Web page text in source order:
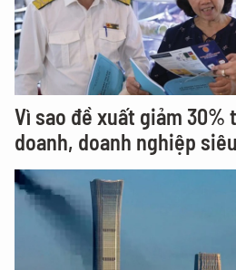
Vì sao đề xuất giảm 30%
doanh, doanh nghiệp